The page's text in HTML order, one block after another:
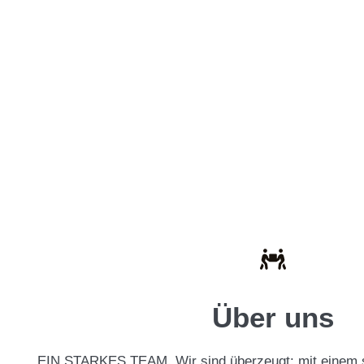
Über uns
EIN STARKES TEAM. Wir sind überzeugt: mit einem